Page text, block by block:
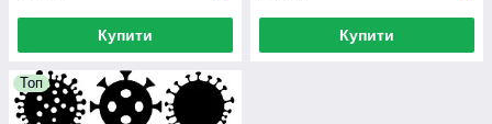
Купити Купити
Топ